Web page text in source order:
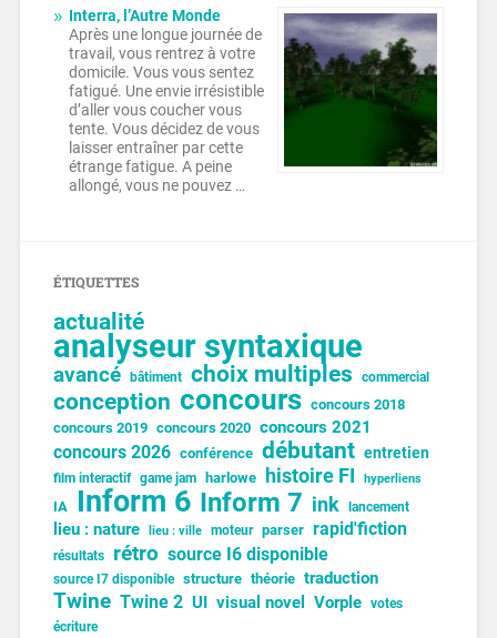
Interra, l’Autre Monde
Après une longue journée de
travail, vous rentrez à votre
domicile. Vous vous sentez
fatigué. Une envie irrésistible
d’aller vous coucher vous
tente. Vous décidez de vous
laisser entraîner par cette
étrange fatigue. A peine
allongé, vous ne pouvez …
ÉTIQUETTES
actualité
analyseur syntaxique
avancé bâtiment choix multiples commercial
conception concours concours 2018
concours 2019 concours 2020 concours 2021
concours 2026 conférence débutant entretien
film interactif game jam harlowe histoire FI hyperliens
IA Inform 6 Inform 7 ink lancement
lieu : nature lieu : ville moteur parser rapid'fiction
résultats rétro source I6 disponible
source I7 disponible structure théorie traduction
Twine Twine 2 UI visual novel Vorple votes
écriture